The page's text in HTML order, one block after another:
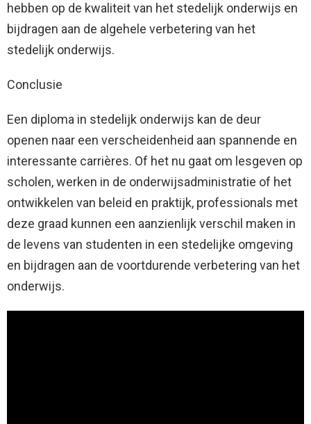
hebben op de kwaliteit van het stedelijk onderwijs en
bijdragen aan de algehele verbetering van het
stedelijk onderwijs.
Conclusie
Een diploma in stedelijk onderwijs kan de deur
openen naar een verscheidenheid aan spannende en
interessante carrières. Of het nu gaat om lesgeven op
scholen, werken in de onderwijsadministratie of het
ontwikkelen van beleid en praktijk, professionals met
deze graad kunnen een aanzienlijk verschil maken in
de levens van studenten in een stedelijke omgeving
en bijdragen aan de voortdurende verbetering van het
onderwijs.